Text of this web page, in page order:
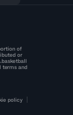
of
or
terms and
policy